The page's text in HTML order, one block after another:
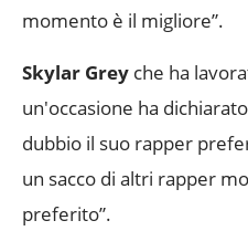
momento è il migliore”.
Skylar Grey che ha
un'occasione ha
dubbio il suo rapper
un sacco di altri rapper
preferito”.